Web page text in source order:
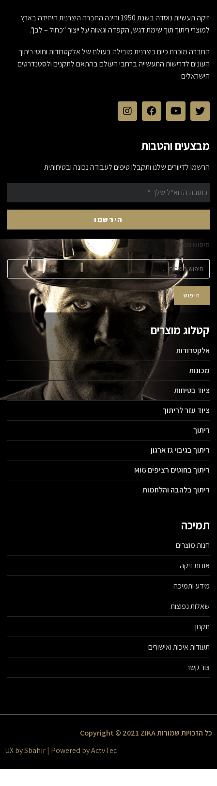
זיקה תעשיות נוסדה בשנת 1950 והינה החברה היצרנית היחידה בארץ
למוצרי ריתוך תוך שימת דגש, הקפדה וגאווה על ייצור “כחול – לבן”.
החברה מוכרת כיום כיצרנית מובילה בעולם של אלקטרודות וחוטי ריתוך
העונים לדרישות התעשייה ברחבי העולם בהתאם לתקנים ולסטנדרטים
הישראלים
מבצעים והטבות
הרשמו לדיוורים שלנו ותקבלו טיפים לעבודה נכונה ובטיחותית
חיפוש מוצר
חיפוש
קטלוג מוצרים
אלקטרודות
מכונות
ציוד בטיחות
ציוד עזר לריתוך
ריתוך
ריתוך בגיבוי גז ארגון
ריתוך בחוטים רציפים MIG
ריתוך בלהבה והלחמות
תמיכה
חנות מוצרים
אודות זיקה
מידע ותמיכה
שאלות נפוצות
תקנון
תעודות איכות ואישורים
צור קשר
כל הזכויות שמורות Copyright © 2021 ZIKA
UX by Sbahir | Powered by ActvTec